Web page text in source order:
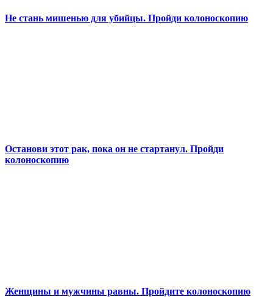
Не стань мишенью для убийцы. Пройди колоноскопию
Останови этот рак, пока он не стартанул. Пройди
колоноскопию
Женщины и мужчины равны. Пройдите колоноскопию